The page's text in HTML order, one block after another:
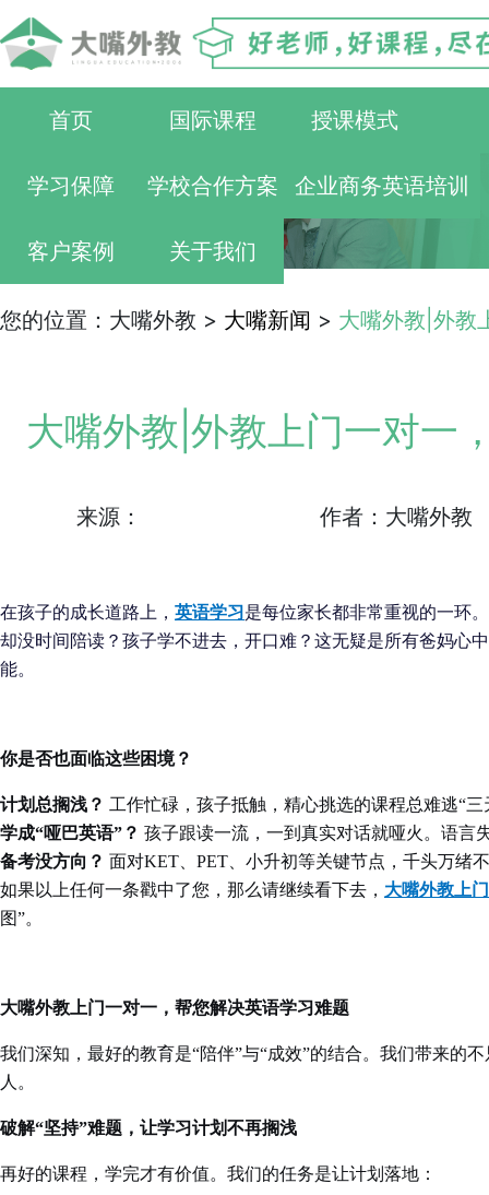
首页 国际课程 授课模式
学习保障 学校合作方案 企业商务英语培训
客户案例 关于我们
您的位置：大嘴外教 > 大嘴新闻 > 大嘴外教|外教
大嘴外教|外教上门一对一
来源： 作者：大嘴外教
在孩子的成长道路上， 英语学习 是每位家长都非常重视的一环
却没时间陪读？孩子学不进去，开口难？这无疑是所有爸妈心
能。
你是否也面临这些困境？
计划总搁浅？ 工作忙碌，孩子抵触，精心挑选的课程总难逃“
学成“哑巴英语”？ 孩子跟读一流，一到真实对话就哑火。语言
备考没方向？ 面对KET、PET、小升初等关键节点，千头万绪
如果以上任何一条戳中了您，那么请继续看下去， 大嘴外教上门
图”。
大嘴外教上门一对一，帮您解决英语学习难题
我们深知，最好的教育是“陪伴”与“成效”的结合。我们带来的
人。
破解“坚持”难题，让学习计划不再搁浅
再好的课程，学完才有价值。我们的任务是让计划落地：